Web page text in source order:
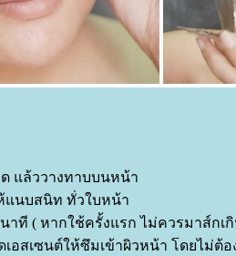
แล้ววางทาบบนหน้า
แนบสนิท ทั่วใบหน้า
ที ( หากใช้ครั้งแรก ไม่ควรมาส์กเกิ
เอสเซนต์ให้ซึมเข้าผิวหน้า โดยไม่ต้